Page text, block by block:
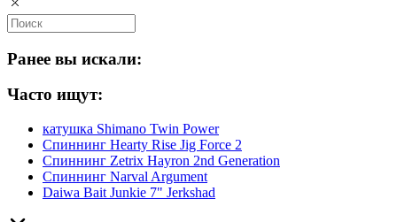
Ранее вы искали:
Часто ищут:
катушка Shimano Twin Power
Спиннинг Hearty Rise Jig Force 2
Спиннинг Zetrix Hayron 2nd Generation
Спиннинг Narval Argument
Daiwa Bait Junkie 7" Jerkshad